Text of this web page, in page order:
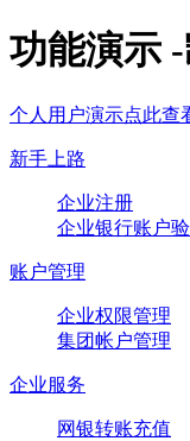
功能演示
个人用户演示点此查
新手上路
企业注册
企业银行账户
账户管理
企业权限管理
集团帐户管理
企业服务
网银转账充值